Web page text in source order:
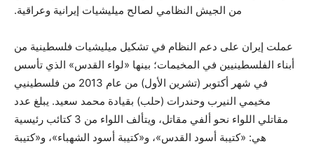
من الجيش النظامي لصالح ميليشيات إيرانية وعراقية.
عملت إيران على دعم النظام في تشكيل ميليشيات فلسطينية من
أبناء الفلسطينيين في المخيمات؛ بينها «لواء القدس» الذي تأسس
في شهر أكتوبر (تشرين الأول) من عام 2013 من فلسطينيي
مخيمي النيرب وحندرات (حلب) بقيادة محمد سعيد. يبلغ عدد
مقاتلي اللواء نحو ألفي مقاتل، ويتألف اللواء من 3 كتائب رئيسية
هي: «كتيبة أسود القدس»، و«كتيبة أسود الشهباء»، و«كتيبة